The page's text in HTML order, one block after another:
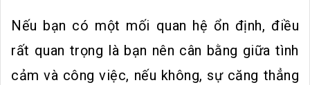
Nếu bạn có một mối quan hệ ổn định, điều
rất quan trọng là bạn nên cân bằng giữa tình
cảm và công việc, nếu không, sự căng thẳng